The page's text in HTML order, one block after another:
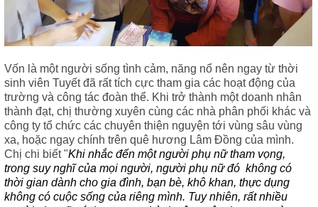
Vốn là một người sống tình cảm, năng nổ nên ngay từ thời
sinh viên Tuyết đã rất tích cực tham gia các hoạt động của
trường và công tác đoàn thể. Khi trở thành một doanh nhân
thành đạt, chị thường xuyên cùng các nhà phân phối khác và
công ty tổ chức các chuyên thiện nguyện tới vùng sâu vùng
xa, hoặc ngay chính trên quê hương Lâm Đồng của mình.
Chị chi biết "Khi nhắc đến một người phụ nữ tham vọng,
trong suy nghĩ của mọi người, người phụ nữ đó không có
thời gian dành cho gia đình, bạn bè, khô khan, thực dụng
không có cuộc sống của riêng mình. Tuy nhiên, rất nhiều